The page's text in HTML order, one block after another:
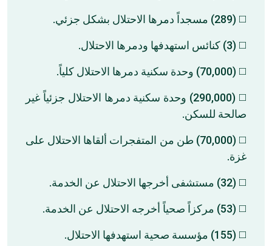
◻️ (289) مسجداً دمرها الاحتلال بشكل جزئي.
◻️ (3) كنائس استهدفها ودمرها الاحتلال.
◻️ (70,000) وحدة سكنية دمرها الاحتلال كلياً.
◻️ (290,000) وحدة سكنية دمرها الاحتلال جزئياً غير
صالحة للسكن.
◻️ (70,000) طن من المتفجرات ألقاها الاحتلال على
غزة.
◻️ (32) مستشفى أخرجها الاحتلال عن الخدمة.
◻️ (53) مركزاً صحياً أخرجه الاحتلال عن الخدمة.
◻️ (155) مؤسسة صحية استهدفها الاحتلال.